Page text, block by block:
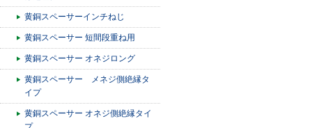
黄銅スペーサーインチねじ
黄銅スペーサー 短間段重ね用
黄銅スペーサー オネジロング
黄銅スペーサー メネジ側絶縁タ
イプ
黄銅スペーサー オネジ側絶縁タイ